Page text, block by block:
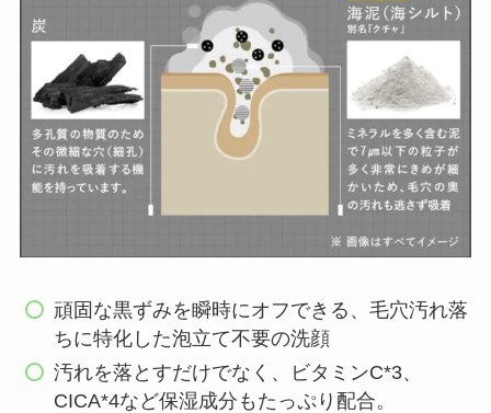
頑固な黒ずみを瞬時にオフできる、毛穴汚れ落
ちに特化した泡立て不要の洗顔
汚れを落とすだけでなく、ビタミンC*3、
CICA*4など保湿成分もたっぷり配合。